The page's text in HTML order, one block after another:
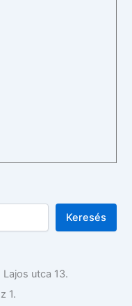
Keresés
utca 13.
1.